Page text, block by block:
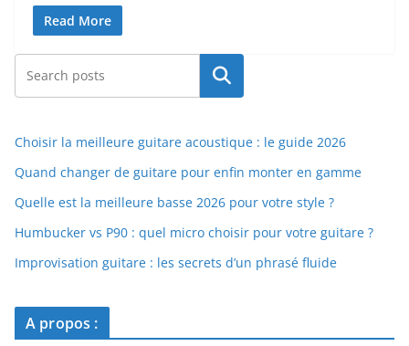
Read More
Rechercher
Choisir la meilleure guitare acoustique : le guide 2026
Quand changer de guitare pour enfin monter en gamme
Quelle est la meilleure basse 2026 pour votre style ?
Humbucker vs P90 : quel micro choisir pour votre guitare ?
Improvisation guitare : les secrets d’un phrasé fluide
A propos :